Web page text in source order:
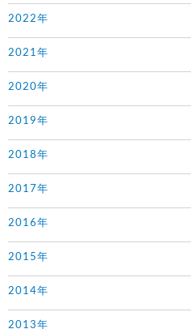
2022年
2021年
2020年
2019年
2018年
2017年
2016年
2015年
2014年
2013年